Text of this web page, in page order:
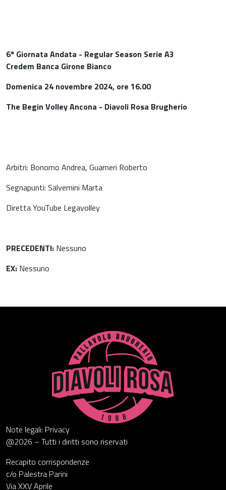
6ª Giornata Andata - Regular Season Serie A3
Credem Banca Girone Bianco
Domenica 24 novembre 2024, ore 16.00
The Begin Volley Ancona - Diavoli Rosa Brugherio
Arbitri: Bonomo Andrea, Guarneri Roberto
Segnapunti: Salvemini Marta
Diretta YouTube Legavolley
PRECEDENTI: Nessuno
EX: Nessuno
Note legali: Privacy
@2026 – Tutti i diritti sono riservati
Recapito corrispondenze
c/o Palestra Parini
Via XXV Aprile